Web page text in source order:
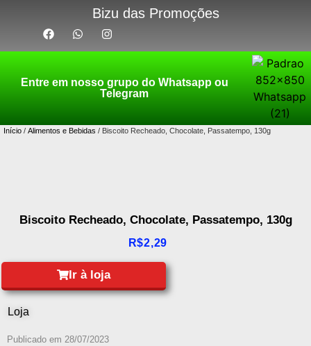
Bizu das Promoções
Entre em nosso grupo do Whatsapp ou
Telegram
Início / Alimentos e Bebidas / Biscoito Recheado, Chocolate, Passatempo, 130g
Biscoito Recheado, Chocolate, Passatempo, 130g
R$2,29
Ir à loja
Loja
Publicado em 28/07/2023